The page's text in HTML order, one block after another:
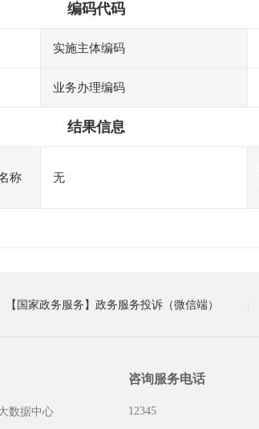
编码代码
实施主体编码
业务办理编码
结果信息
称 无
【国家政务服务】政务服务投诉（微信端）
数据中心
咨询服务电话
12345